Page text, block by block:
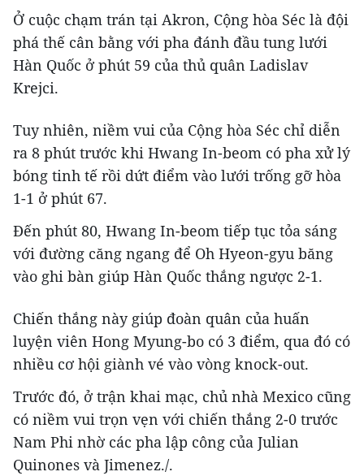
Ở cuộc chạm trán tại Akron, Cộng hòa Séc là đội
phá thế cân bằng với pha đánh đầu tung lưới
Hàn Quốc ở phút 59 của thủ quân Ladislav
Krejci.
Tuy nhiên, niềm vui của Cộng hòa Séc chỉ diễn
ra 8 phút trước khi Hwang In-beom có pha xử lý
bóng tinh tế rồi dứt điểm vào lưới trống gỡ hòa
1-1 ở phút 67.
Đến phút 80, Hwang In-beom tiếp tục tỏa sáng
với đường căng ngang để Oh Hyeon-gyu băng
vào ghi bàn giúp Hàn Quốc thắng ngược 2-1.
Chiến thắng này giúp đoàn quân của huấn
luyện viên Hong Myung-bo có 3 điểm, qua đó có
nhiều cơ hội giành vé vào vòng knock-out.
Trước đó, ở trận khai mạc, chủ nhà Mexico cũng
có niềm vui trọn vẹn với chiến thắng 2-0 trước
Nam Phi nhờ các pha lập công của Julian
Quinones và Jimenez./.